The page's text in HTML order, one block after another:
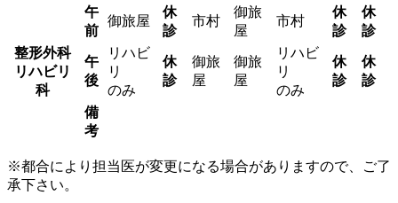
整形外科
リハビリ
科
午
前
御旅屋
休
診
市村
御旅
屋
市村
休
診
休
診
午
後
リハビ
リ
のみ
休
診
御旅
屋
御旅
屋
リハビ
リ
のみ
休
診
休
診
備
考
※都合により担当医が変更になる場合がありますので、ご了
承下さい。